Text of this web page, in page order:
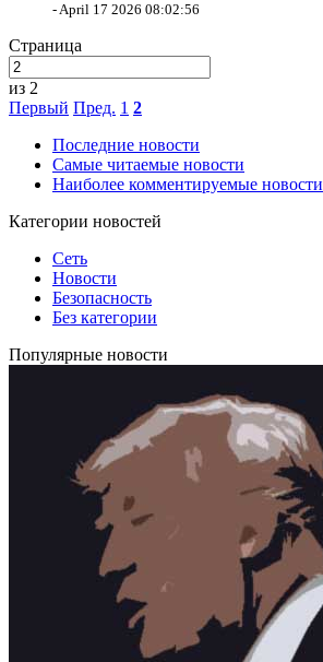
-April 17 2026 08:02:56
Страница
из 2
Первый Пред. 1 2
Последние новости
Самые читаемые новости
Наиболее комментируемые новости
Категории новостей
Сеть
Новости
Безопасность
Без категории
Популярные новости